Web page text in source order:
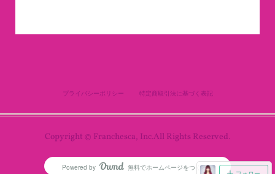
プライバシーポリシー 特定商取引法に基づく表記
Copyright © Franchesca, Inc.All Rights Reserved.
Powered by AmebaOwnd
無料でホームページをつくろう